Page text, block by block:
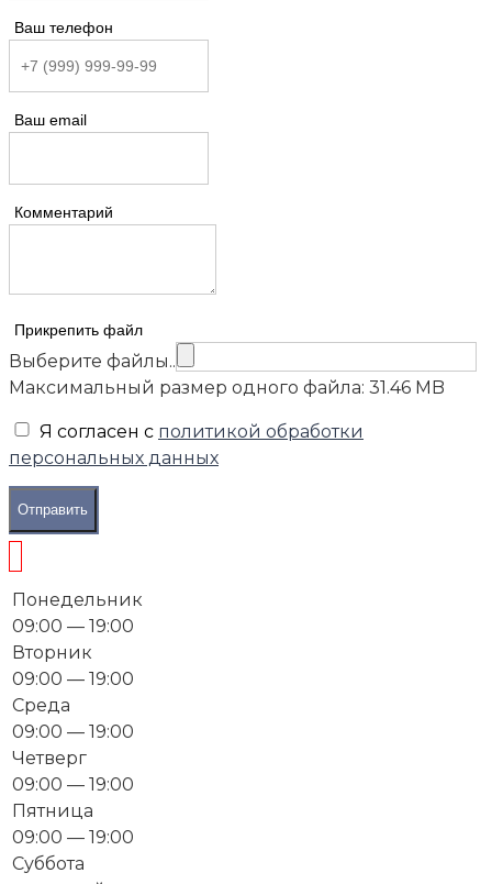
Ваш телефон
Ваш email
Комментарий
Прикрепить файл
Выберите файлы..
Максимальный размер одного файла: 31.46 MB
Я согласен с политикой обработки
персональных данных
Отправить
Понедельник
09:00 — 19:00
Вторник
09:00 — 19:00
Среда
09:00 — 19:00
Четверг
09:00 — 19:00
Пятница
09:00 — 19:00
Суббота